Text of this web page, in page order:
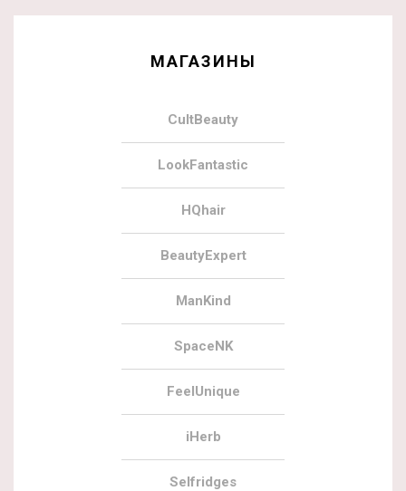
МАГАЗИНЫ
CultBeauty
LookFantastic
HQhair
BeautyExpert
ManKind
SpaceNK
FeelUnique
iHerb
Selfridges